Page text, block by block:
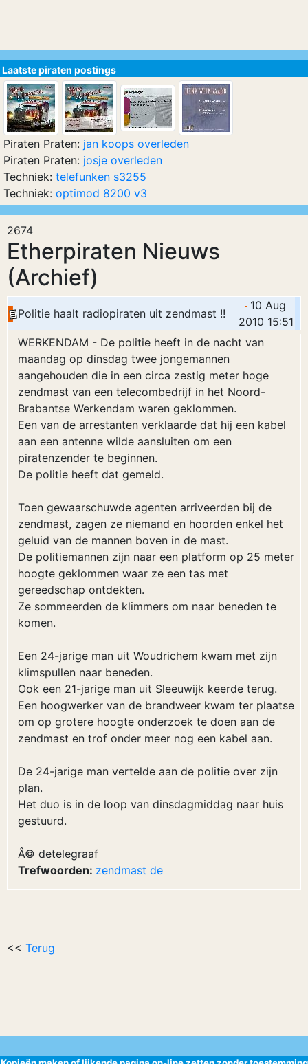
2674
Etherpiraten Nieuws
(Archief)
Politie haalt radiopiraten uit zendmast !!
10 Aug
2010 15:51
WERKENDAM - De politie heeft in de nacht van
maandag op dinsdag twee jongemannen
aangehouden die in een circa zestig meter hoge
zendmast van een telecombedrijf in het Noord-
Brabantse Werkendam waren geklommen.
Een van de arrestanten verklaarde dat hij een kabel
aan een antenne wilde aansluiten om een
piratenzender te beginnen.
De politie heeft dat gemeld.
Toen gewaarschuwde agenten arriveerden bij de
zendmast, zagen ze niemand en hoorden enkel het
geluid van de mannen boven in de mast.
De politiemannen zijn naar een platform op 25 meter
hoogte geklommen waar ze een tas met
gereedschap ontdekten.
Ze sommeerden de klimmers om naar beneden te
komen.
Een 24-jarige man uit Woudrichem kwam met zijn
klimspullen naar beneden.
Ook een 21-jarige man uit Sleeuwijk keerde terug.
Een hoogwerker van de brandweer kwam ter plaatse
om op grotere hoogte onderzoek te doen aan de
zendmast en trof onder meer nog een kabel aan.
De 24-jarige man vertelde aan de politie over zijn
plan.
Het duo is in de loop van dinsdagmiddag naar huis
gestuurd.
Â© detelegraaf
Trefwoorden: zendmast de
<< Terug
Laatste piraten postings
Piraten Praten: jan koops overleden
Piraten Praten: josje overleden
Techniek: telefunken s3255
Techniek: optimod 8200 v3